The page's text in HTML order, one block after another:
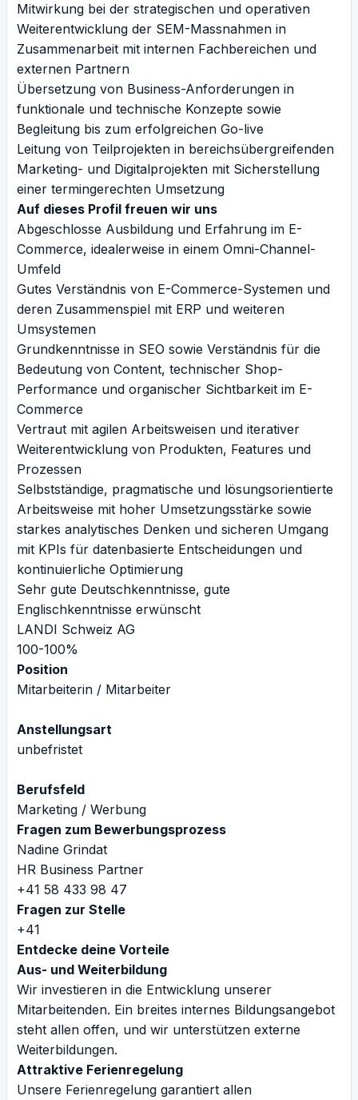
Mitwirkung bei der strategischen und operativen
Weiterentwicklung der SEM-Massnahmen in
Zusammenarbeit mit internen Fachbereichen und
externen Partnern
Übersetzung von Business-Anforderungen in
funktionale und technische Konzepte sowie
Begleitung bis zum erfolgreichen Go-live
Leitung von Teilprojekten in bereichsübergreifenden
Marketing- und Digitalprojekten mit Sicherstellung
einer termingerechten Umsetzung
Auf dieses Profil freuen wir uns
Abgeschlosse Ausbildung und Erfahrung im E-
Commerce, idealerweise in einem Omni-Channel-
Umfeld
Gutes Verständnis von E-Commerce-Systemen und
deren Zusammenspiel mit ERP und weiteren
Umsystemen
Grundkenntnisse in SEO sowie Verständnis für die
Bedeutung von Content, technischer Shop-
Performance und organischer Sichtbarkeit im E-
Commerce
Vertraut mit agilen Arbeitsweisen und iterativer
Weiterentwicklung von Produkten, Features und
Prozessen
Selbstständige, pragmatische und lösungsorientierte
Arbeitsweise mit hoher Umsetzungsstärke sowie
starkes analytisches Denken und sicheren Umgang
mit KPIs für datenbasierte Entscheidungen und
kontinuierliche Optimierung
Sehr gute Deutschkenntnisse, gute
Englischkenntnisse erwünscht
LANDI Schweiz AG
100-100%
Position
Mitarbeiterin / Mitarbeiter
Anstellungsart
unbefristet
Berufsfeld
Marketing / Werbung
Fragen zum Bewerbungsprozess
Nadine Grindat
HR Business Partner
+41 58 433 98 47
Fragen zur Stelle
+41
Entdecke deine Vorteile
Aus- und Weiterbildung
Wir investieren in die Entwicklung unserer
Mitarbeitenden. Ein breites internes Bildungsangebot
steht allen offen, und wir unterstützen externe
Weiterbildungen.
Attraktive Ferienregelung
Unsere Ferienregelung garantiert allen